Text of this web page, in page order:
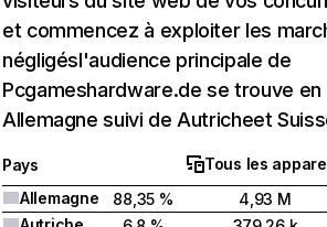
et commencez à exploiter les
négligésl'audience principale de
Pcgameshardware.de se trouve en
Allemagne suivi de Autricheet
Pays
Tous les
Allemagne
88,35 %
4,93 M